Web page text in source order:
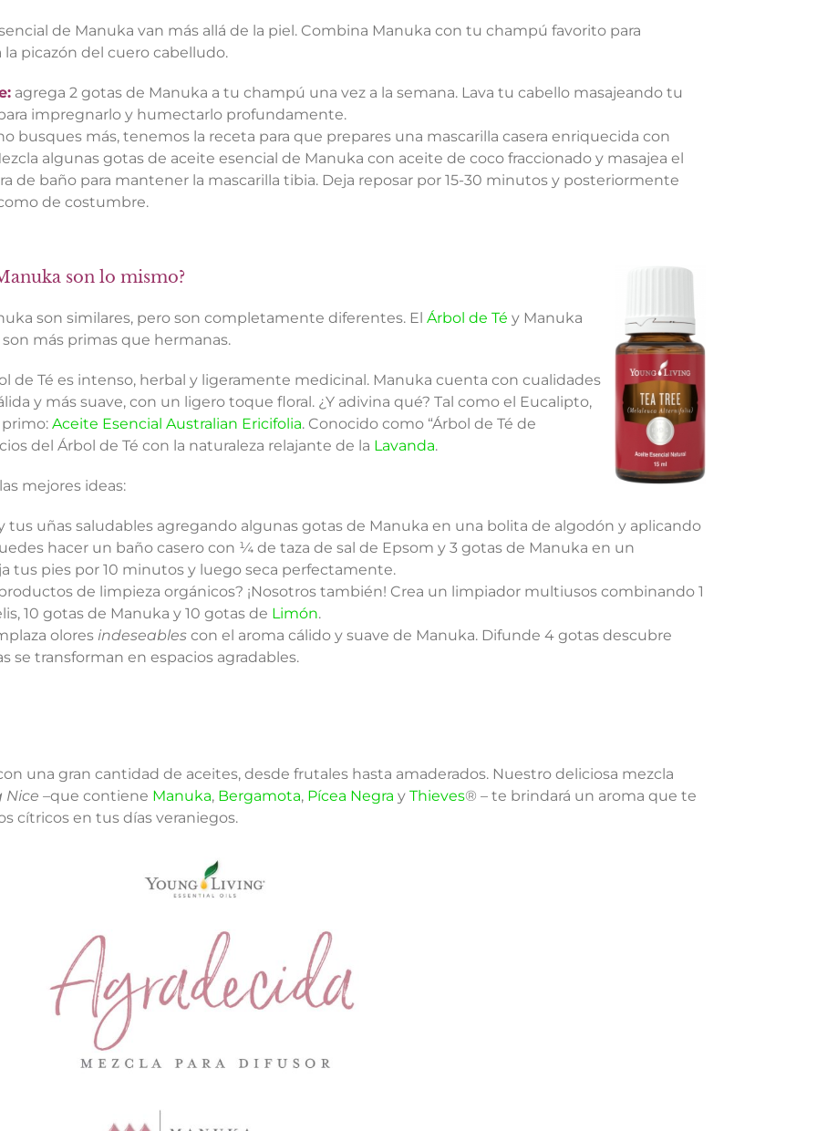
de Manuka van más allá de la piel. Combina Manuka con tu champú favorito para
la picazón del cuero cabelludo.
agrega 2 gotas de Manuka a tu champú una vez a la semana. Lava tu cabello masajeando tu
impregnarlo y humectarlo profundamente.
busques más, tenemos la receta para que prepares una mascarilla casera enriquecida con
algunas gotas de aceite esencial de Manuka con aceite de coco fraccionado y masajea el
de baño para mantener la mascarilla tibia. Deja reposar por 15-30 minutos y posteriormente
de costumbre.
son lo mismo?
son similares, pero son completamente diferentes. El Árbol de Té y Manuka
más primas que hermanas.
de Té es intenso, herbal y ligeramente medicinal. Manuka cuenta con cualidades
y más suave, con un ligero toque floral. ¿Y adivina qué? Tal como el Eucalipto,
Aceite Esencial Australian Ericifolia. Conocido como “Árbol de Té de
del Árbol de Té con la naturaleza relajante de la Lavanda.
mejores ideas:
tus uñas saludables agregando algunas gotas de Manuka en una bolita de algodón y aplicando
hacer un baño casero con ¼ de taza de sal de Epsom y 3 gotas de Manuka en un
tus pies por 10 minutos y luego seca perfectamente.
de limpieza orgánicos? ¡Nosotros también! Crea un limpiador multiusos combinando 1
10 gotas de Manuka y 10 gotas de Limón.
olores indeseables con el aroma cálido y suave de Manuka. Difunde 4 gotas descubre
se transforman en espacios agradables.
una gran cantidad de aceites, desde frutales hasta amaderados. Nuestro deliciosa mezcla
Nice –que contiene Manuka, Bergamota, Pícea Negra y Thieves® – te brindará un aroma que te
cítricos en tus días veraniegos.